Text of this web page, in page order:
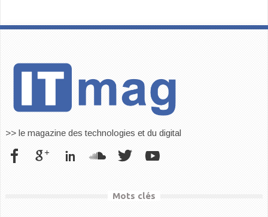
>> le magazine des technologies et du digital
Mots clés